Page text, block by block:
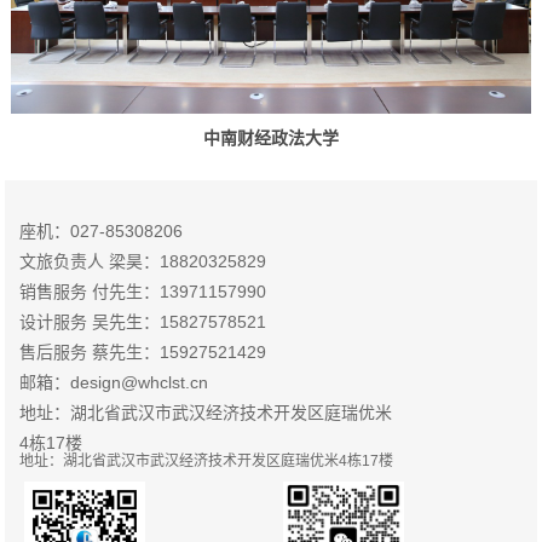
中南财经政法大学
座机：027-85308206
文旅负责人 梁昊：18820325829
销售服务 付先生：13971157990
设计服务 吴先生：15827578521
售后服务 蔡先生：15927521429
邮箱：design@whclst.cn
地址：湖北省武汉市武汉经济技术开发区庭瑞优米
4栋17楼
地址：湖北省武汉市武汉经济技术开发区庭瑞优米4栋17楼